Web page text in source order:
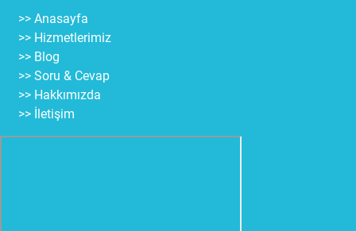
>> Anasayfa
>> Hizmetlerimiz
>> Blog
>> Soru & Cevap
>> Hakkımızda
>> İletişim